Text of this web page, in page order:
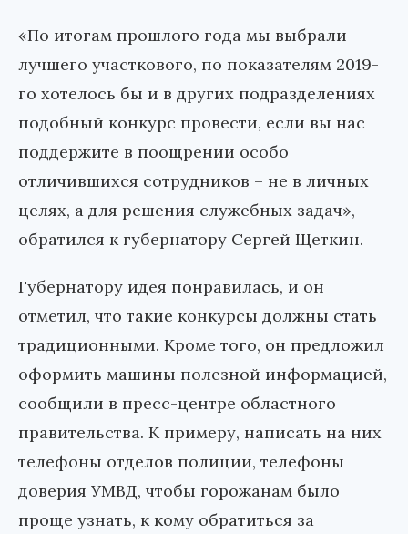
«По итогам прошлого года мы выбрали
лучшего участкового, по показателям 2019-
го хотелось бы и в других подразделениях
подобный конкурс провести, если вы нас
поддержите в поощрении особо
отличившихся сотрудников – не в личных
целях, а для решения служебных задач», -
обратился к губернатору Сергей Щеткин.
Губернатору идея понравилась, и он
отметил, что такие конкурсы должны стать
традиционными. Кроме того, он предложил
оформить машины полезной информацией,
сообщили в пресс-центре областного
правительства. К примеру, написать на них
телефоны отделов полиции, телефоны
доверия УМВД, чтобы горожанам было
проще узнать, к кому обратиться за